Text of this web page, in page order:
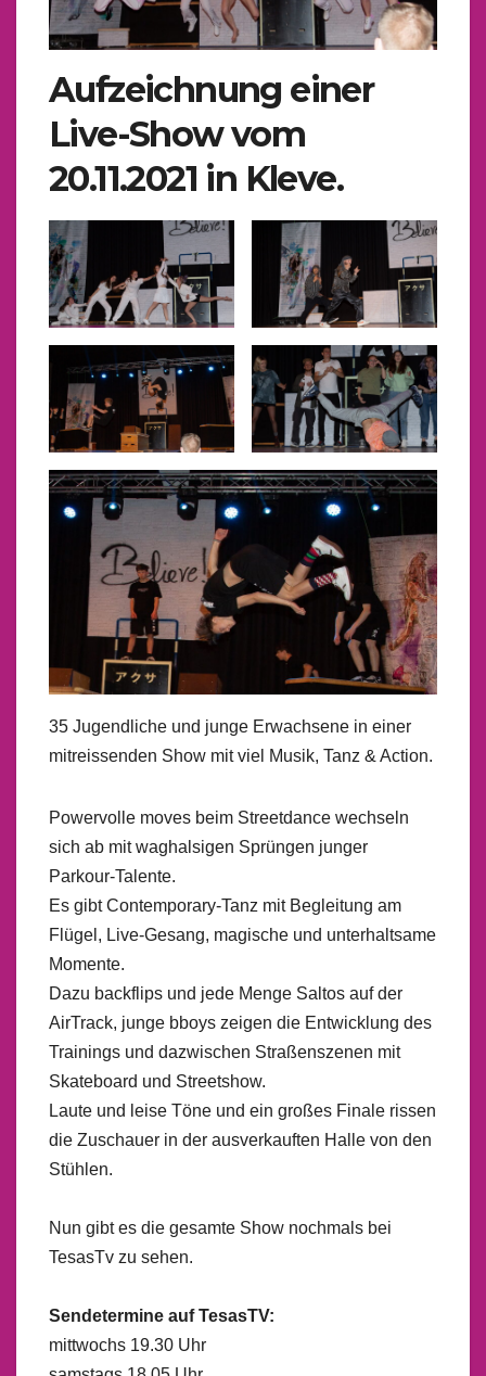
Aufzeichnung einer
Live-Show vom
20.11.2021 in Kleve.
35 Jugendliche und junge Erwachsene in einer
mitreissenden Show mit viel Musik, Tanz & Action.
Powervolle moves beim Streetdance wechseln
sich ab mit waghalsigen Sprüngen junger
Parkour-Talente.
Es gibt Contemporary-Tanz mit Begleitung am
Flügel, Live-Gesang, magische und unterhaltsame
Momente.
Dazu backflips und jede Menge Saltos auf der
AirTrack, junge bboys zeigen die Entwicklung des
Trainings und dazwischen Straßenszenen mit
Skateboard und Streetshow.
Laute und leise Töne und ein großes Finale rissen
die Zuschauer in der ausverkauften Halle von den
Stühlen.
Nun gibt es die gesamte Show nochmals bei
TesasTv zu sehen.
Sendetermine auf TesasTV:
mittwochs 19.30 Uhr